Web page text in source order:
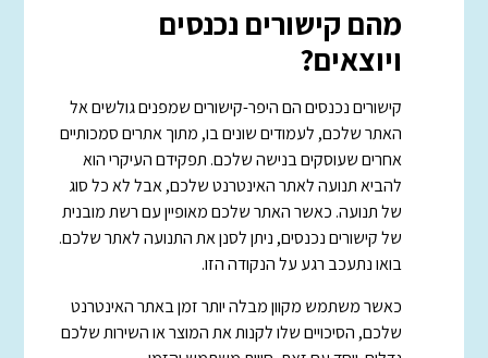
מהם קישורים נכנסים
ויוצאים?
קישורים נכנסים הם היפר-קישורים שמפנים גולשים אל
האתר שלכם, לעמודים שונים בו, מתוך אתרים סמכותיים
אחרים שעוסקים בנישה שלכם. תפקידם העיקרי הוא
להביא תנועה לאתר האינטרנט שלכם, אבל לא כל סוג
של תנועה. כאשר האתר שלכם מאופיין עם רשת מובנית
של קישורים נכנסים, ניתן לסנן את התנועה לאתר שלכם.
בואו נתעכב רגע על הנקודה הזו.
כאשר משתמש מקוון מבלה יותר זמן באתר האינטרנט
שלכם, הסיכויים שלו לקנות את המוצר או השירות שלכם